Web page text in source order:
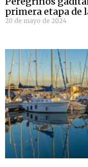
primera etapa de
20 de mayo de 2024